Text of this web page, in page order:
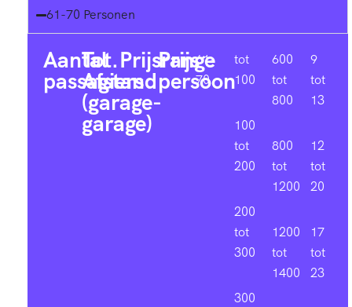
61-70 Personen
Aantal
passagiers
Tot.
Afstand
(garage-
garage)
Prijsrange
Prijs
persoon
61-
70
tot
100
100
tot
200
200
tot
300
300
600
tot
800
800
tot
1200
1200
tot
1400
9
tot
13
12
tot
20
17
tot
23